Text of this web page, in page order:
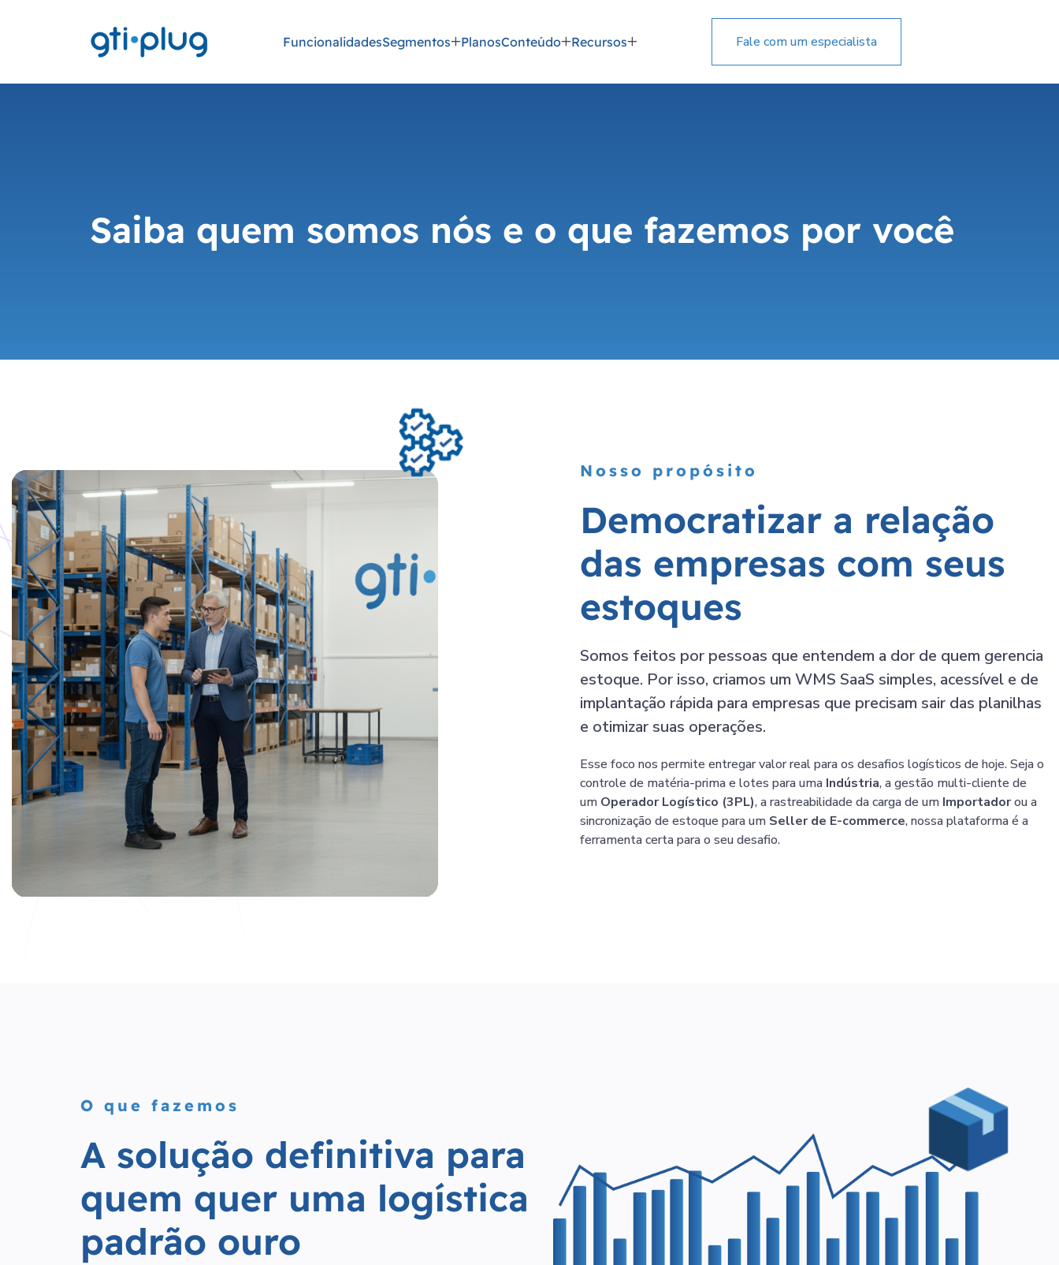
FuncionalidadesSegmentos PlanosConteúdo Recursos Fale com um especialista
Saiba quem somos nós e o que fazemos por você
Nosso propósito
Democratizar a relação
das empresas com seus
estoques
Somos feitos por pessoas que entendem a dor de quem gerencia
estoque. Por isso, criamos um WMS SaaS simples, acessível e de
implantação rápida para empresas que precisam sair das planilhas
e otimizar suas operações.
Esse foco nos permite entregar valor real para os desafios logísticos de hoje. Seja o
controle de matéria-prima e lotes para uma Indústria, a gestão multi-cliente de
um Operador Logístico (3PL), a rastreabilidade da carga de um Importadorou a
sincronização de estoque para um Seller de E-commerce, nossa plataforma é a
ferramenta certa para o seu desafio.
O que fazemos
A solução definitiva para
quem quer uma logística
padrão ouro